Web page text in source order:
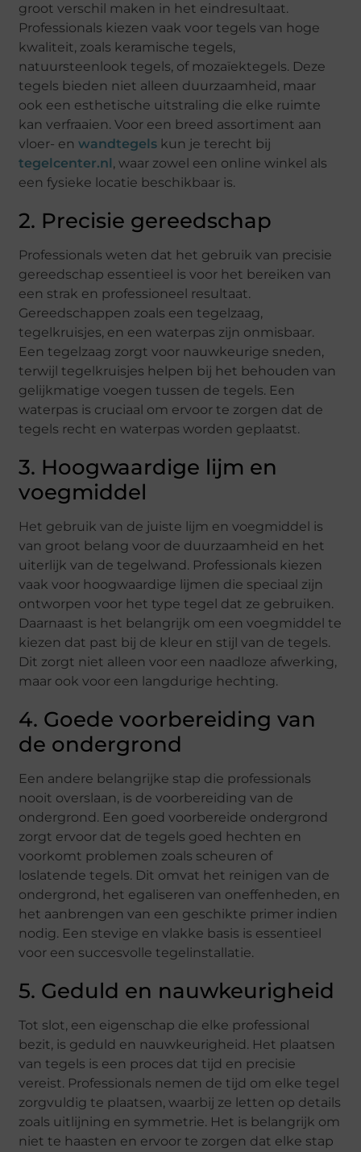
groot verschil maken in het eindresultaat.
Professionals kiezen vaak voor tegels van hoge
kwaliteit, zoals keramische tegels,
natuursteenlook tegels, of mozaïektegels. Deze
tegels bieden niet alleen duurzaamheid, maar
ook een esthetische uitstraling die elke ruimte
kan verfraaien. Voor een breed assortiment aan
vloer- enwandtegels kun je terecht bij
tegelcenter.nl , waar zowel een online winkel als
een fysieke locatie beschikbaar is.
2. Precisie gereedschap
Professionals weten dat het gebruik van precisie
gereedschap essentieel is voor het bereiken van
een strak en professioneel resultaat.
Gereedschappen zoals een tegelzaag,
tegelkruisjes, en een waterpas zijn onmisbaar.
Een tegelzaag zorgt voor nauwkeurige sneden,
terwijl tegelkruisjes helpen bij het behouden van
gelijkmatige voegen tussen de tegels. Een
waterpas is cruciaal om ervoor te zorgen dat de
tegels recht en waterpas worden geplaatst.
3. Hoogwaardige lijm en
voegmiddel
Het gebruik van de juiste lijm en voegmiddel is
van groot belang voor de duurzaamheid en het
uiterlijk van de tegelwand. Professionals kiezen
vaak voor hoogwaardige lijmen die speciaal zijn
ontworpen voor het type tegel dat ze gebruiken.
Daarnaast is het belangrijk om een voegmiddel te
kiezen dat past bij de kleur en stijl van de tegels.
Dit zorgt niet alleen voor een naadloze afwerking,
maar ook voor een langdurige hechting.
4. Goede voorbereiding van
de ondergrond
Een andere belangrijke stap die professionals
nooit overslaan, is de voorbereiding van de
ondergrond. Een goed voorbereide ondergrond
zorgt ervoor dat de tegels goed hechten en
voorkomt problemen zoals scheuren of
loslatende tegels. Dit omvat het reinigen van de
ondergrond, het egaliseren van oneffenheden, en
het aanbrengen van een geschikte primer indien
nodig. Een stevige en vlakke basis is essentieel
voor een succesvolle tegelinstallatie.
5. Geduld en nauwkeurigheid
Tot slot, een eigenschap die elke professional
bezit, is geduld en nauwkeurigheid. Het plaatsen
van tegels is een proces dat tijd en precisie
vereist. Professionals nemen de tijd om elke tegel
zorgvuldig te plaatsen, waarbij ze letten op details
zoals uitlijning en symmetrie. Het is belangrijk om
niet te haasten en ervoor te zorgen dat elke stap